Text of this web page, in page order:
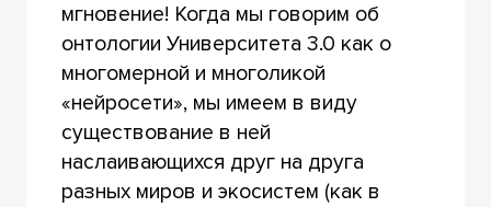
мгновение! Когда мы говорим об
онтологии Университета 3.0 как о
многомерной и многоликой
«нейросети», мы имеем в виду
существование в ней
наслаивающихся друг на друга
разных миров и экосистем (как в